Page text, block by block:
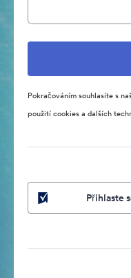
Pokračováním souhlasíte s
použití cookies a dalších
Přihlaste